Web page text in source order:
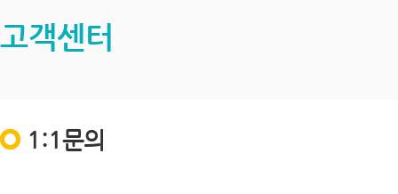
고객센터
1:1문의